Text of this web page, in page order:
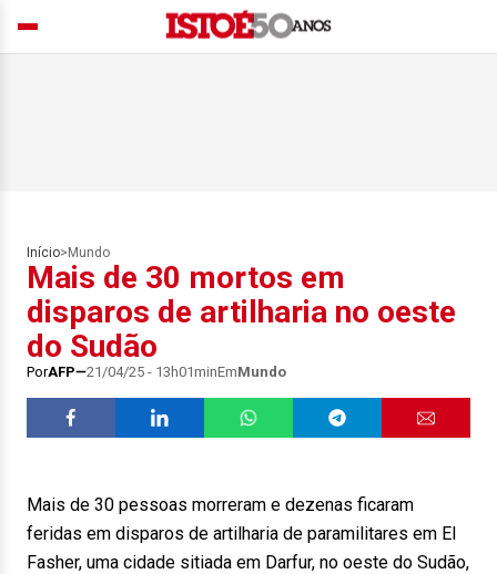
Início> Mundo
Mais de 30 mortos em
disparos de artilharia no oeste
do Sudão
PorAFP 21/04/25 - 13h01minEmMundo
Mais de 30 pessoas morreram e dezenas ficaram
feridas em disparos de artilharia de paramilitares em El
Fasher, uma cidade sitiada em Darfur, no oeste do Sudão,